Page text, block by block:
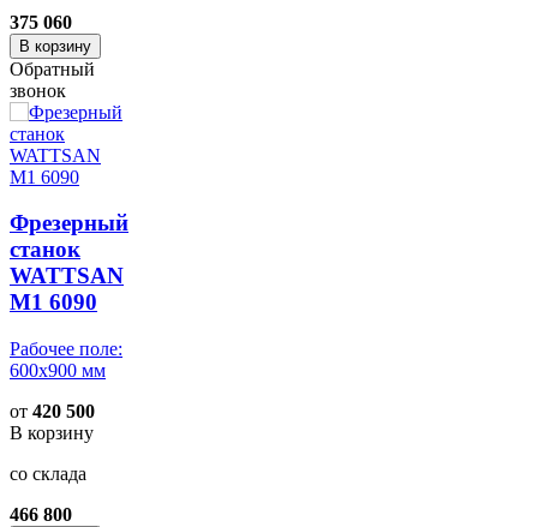
375 060
В корзину
Обратный
звонок
Фрезерный
станок
WATTSAN
M1 6090
Рабочее поле:
600x900 мм
от 420 500
В корзину
со склада
466 800